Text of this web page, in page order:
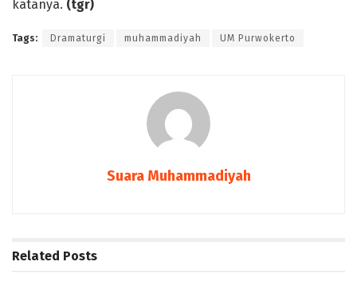
katanya. (tgr)
Tags: Dramaturgi muhammadiyah UM Purwokerto
Suara Muhammadiyah
Related Posts